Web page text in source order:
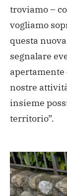
troviamo –
vogliamo
questa
segnalare
apertamente
nostre
insieme
territorio”.